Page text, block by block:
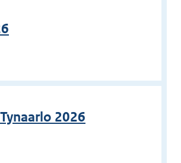
2026